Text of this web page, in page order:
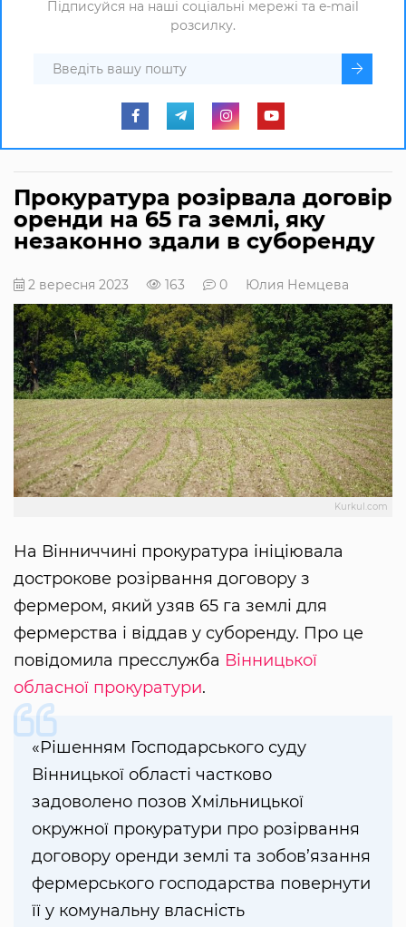
Підписуйся на наші соціальні мережі та e-mail
розсилку.
Прокуратура розірвала договір
оренди на 65 га землі, яку
незаконно здали в суборенду
2 вересня 2023 163 0 Юлия Немцева
Kurkul.com
На Вінниччині прокуратура ініціювала
дострокове розірвання договору з
фермером, який узяв 65 га землі для
фермерства і віддав у суборенду. Про це
повідомила пресслужба Вінницької
обласної прокуратури.
«Рішенням Господарського суду
Вінницької області частково
задоволено позов Хмільницької
окружної прокуратури про розірвання
договору оренди землі та зобов’язання
фермерського господарства повернути
її у комунальну власність